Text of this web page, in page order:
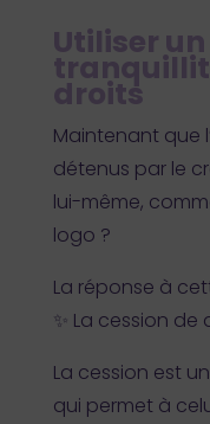
Utiliser
droits
Maintenant que
détenus par le
lui-même,
logo ?
La réponse à
✨ La cession de
La cession est
qui permet à